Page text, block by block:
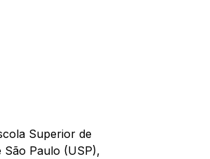
Superior de
São Paulo (USP),